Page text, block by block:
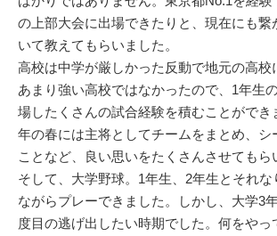
の上部大会に出場できたりと、現在にも繋
いて教えてもらいました。
高校は中学が厳しかった反動で地元の高校
あまり強い高校ではなかったので、1年生
場したくさんの試合経験を積むことができ
年の春には主将としてチームをまとめ、シ
ことなど、良い思いをたくさんさせてもら
そして、大学野球。1年生、2年生とそれ
ながらプレーできました。しかし、大学3
度目の逃げ出したい時期でした。何をやっ